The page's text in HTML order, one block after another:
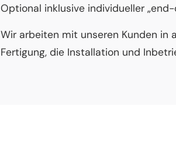
Optional inklusive individueller
Wir arbeiten mit unseren Kunden in
Fertigung, die Installation und